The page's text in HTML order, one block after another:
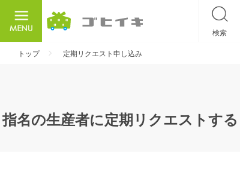
検索
トップ 定期リクエスト申し込み
指名の生産者に定期リクエストする